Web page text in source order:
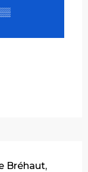
Bréhaut,